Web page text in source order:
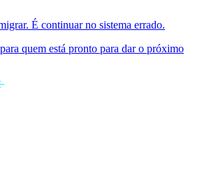
É continuar no sistema errado.
quem está pronto para dar o próximo